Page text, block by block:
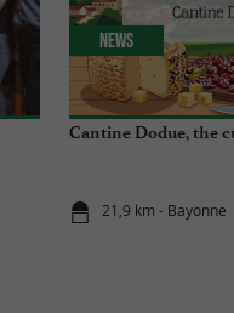
Cantine Dodue, the
21,9 km - Bayonne
News